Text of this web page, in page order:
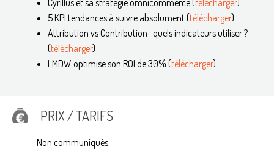
5 KPI tendances à suivre absolument (télécharger)
Attribution vs Contribution : quels indicateurs utiliser ?
(télécharger)
LMDW optimise son ROI de 30% (télécharger)
PRIX / TARIFS
Non communiqués